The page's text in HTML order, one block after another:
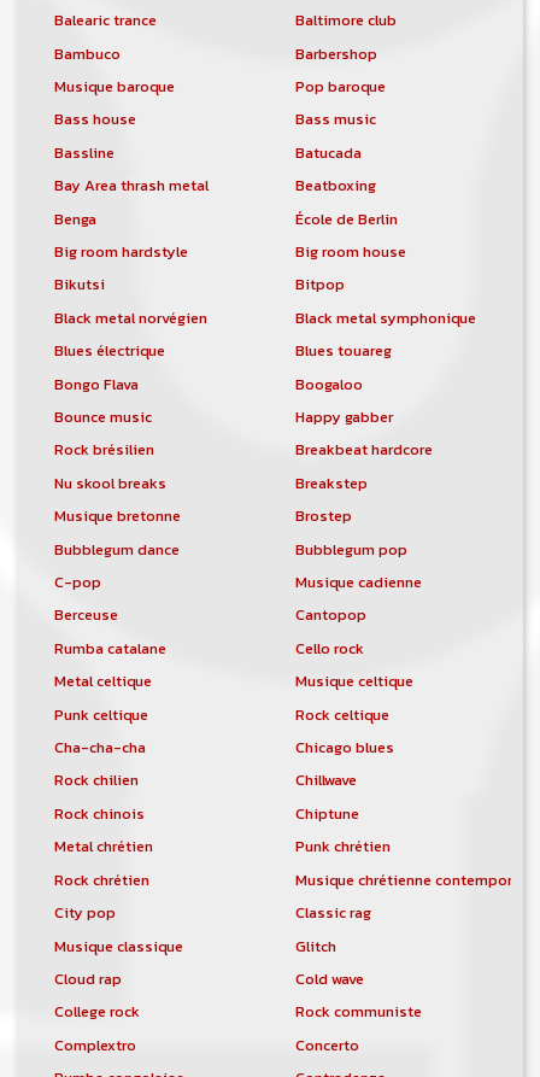
Balearic trance
Baltimore club
Bambuco
Barbershop
Musique baroque
Pop baroque
Bass house
Bass music
Bassline
Batucada
Bay Area thrash metal
Beatboxing
Benga
École de Berlin
Big room hardstyle
Big room house
Bikutsi
Bitpop
Black metal norvégien
Black metal symphonique
Blues électrique
Blues touareg
Bongo Flava
Boogaloo
Bounce music
Happy gabber
Rock brésilien
Breakbeat hardcore
Nu skool breaks
Breakstep
Musique bretonne
Brostep
Bubblegum dance
Bubblegum pop
C-pop
Musique cadienne
Berceuse
Cantopop
Rumba catalane
Cello rock
Metal celtique
Musique celtique
Punk celtique
Rock celtique
Cha-cha-cha
Chicago blues
Rock chilien
Chillwave
Rock chinois
Chiptune
Metal chrétien
Punk chrétien
Rock chrétien
Musique chrétienne
City pop
Classic rag
Musique classique
Glitch
Cloud rap
Cold wave
College rock
Rock communiste
Complextro
Concerto